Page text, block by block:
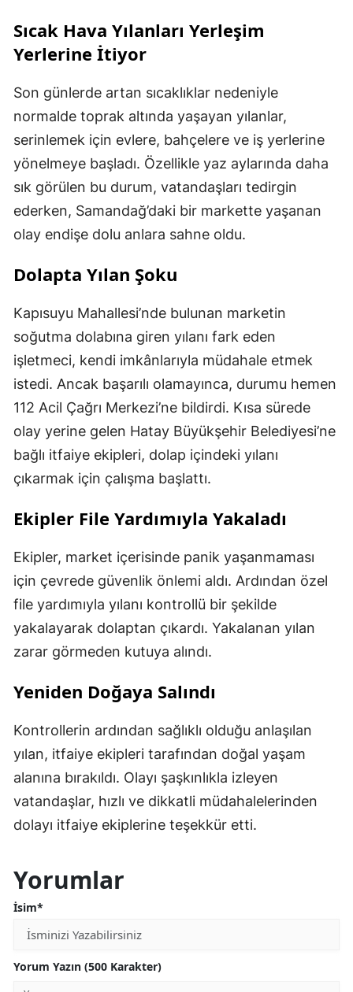
Sıcak Hava Yılanları Yerleşim
Yerlerine İtiyor
Son günlerde artan sıcaklıklar nedeniyle
normalde toprak altında yaşayan yılanlar,
serinlemek için evlere, bahçelere ve iş yerlerine
yönelmeye başladı. Özellikle yaz aylarında daha
sık görülen bu durum, vatandaşları tedirgin
ederken, Samandağ’daki bir markette yaşanan
olay endişe dolu anlara sahne oldu.
Dolapta Yılan Şoku
Kapısuyu Mahallesi’nde bulunan marketin
soğutma dolabına giren yılanı fark eden
işletmeci, kendi imkânlarıyla müdahale etmek
istedi. Ancak başarılı olamayınca, durumu hemen
112 Acil Çağrı Merkezi’ne bildirdi. Kısa sürede
olay yerine gelen Hatay Büyükşehir Belediyesi’ne
bağlı itfaiye ekipleri, dolap içindeki yılanı
çıkarmak için çalışma başlattı.
Ekipler File Yardımıyla Yakaladı
Ekipler, market içerisinde panik yaşanmaması
için çevrede güvenlik önlemi aldı. Ardından özel
file yardımıyla yılanı kontrollü bir şekilde
yakalayarak dolaptan çıkardı. Yakalanan yılan
zarar görmeden kutuya alındı.
Yeniden Doğaya Salındı
Kontrollerin ardından sağlıklı olduğu anlaşılan
yılan, itfaiye ekipleri tarafından doğal yaşam
alanına bırakıldı. Olayı şaşkınlıkla izleyen
vatandaşlar, hızlı ve dikkatli müdahalelerinden
dolayı itfaiye ekiplerine teşekkür etti.
Yorumlar
İsim*
Yorum Yazın (500 Karakter)